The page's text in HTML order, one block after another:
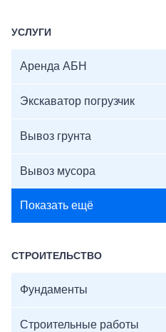
УСЛУГИ
Аренда АБН
Экскаватор погрузчик
Вывоз грунта
Вывоз мусора
Показать ещё
СТРОИТЕЛЬСТВО
Фундаменты
Строительные работы